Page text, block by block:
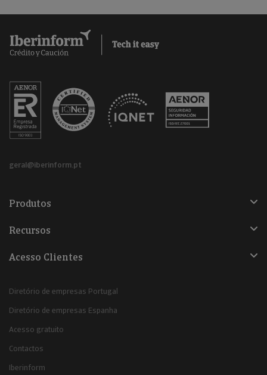
geral@iberinform.pt
Produtos
Recursos
Acesso Clientes
Diretório de empresas Portugal
Diretório de empresas Espanha
Acesso gratuito
Contactos
Iberinform